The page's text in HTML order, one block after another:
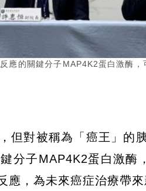
應的關鍵分子MAP4K2蛋白激酶
但對被稱為「癌王」的
分子MAP4K2蛋白激酶
，為未來癌症治療帶來